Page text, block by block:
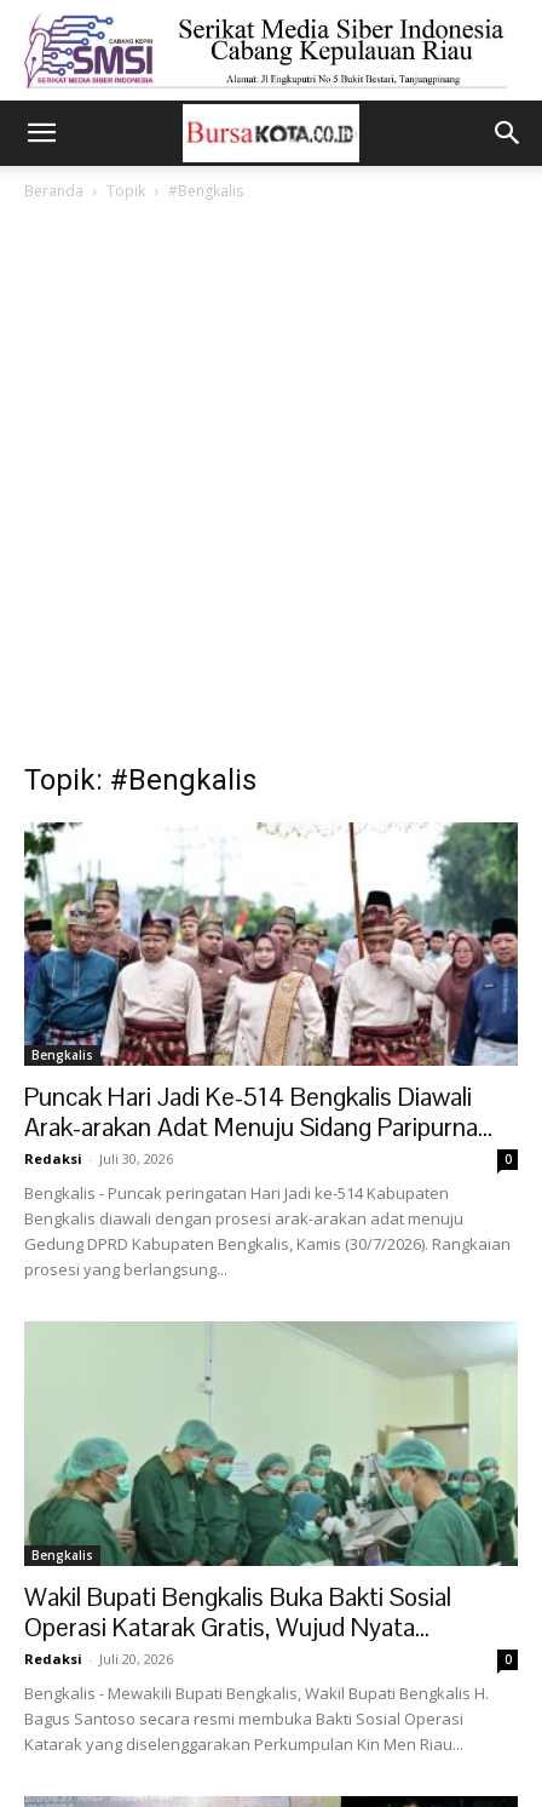
Beranda Topik #Bengkalis
Topik: #Bengkalis
Bengkalis
Puncak Hari Jadi Ke-514 Bengkalis Diawali
Arak-arakan Adat Menuju Sidang Paripurna...
Redaksi - Juli 30, 2026 0
Bengkalis - Puncak peringatan Hari Jadi ke-514 Kabupaten
Bengkalis diawali dengan prosesi arak-arakan adat menuju
Gedung DPRD Kabupaten Bengkalis, Kamis (30/7/2026). Rangkaian
prosesi yang berlangsung...
Bengkalis
Wakil Bupati Bengkalis Buka Bakti Sosial
Operasi Katarak Gratis, Wujud Nyata...
Redaksi - Juli 20, 2026 0
Bengkalis - Mewakili Bupati Bengkalis, Wakil Bupati Bengkalis H.
Bagus Santoso secara resmi membuka Bakti Sosial Operasi
Katarak yang diselenggarakan Perkumpulan Kin Men Riau...